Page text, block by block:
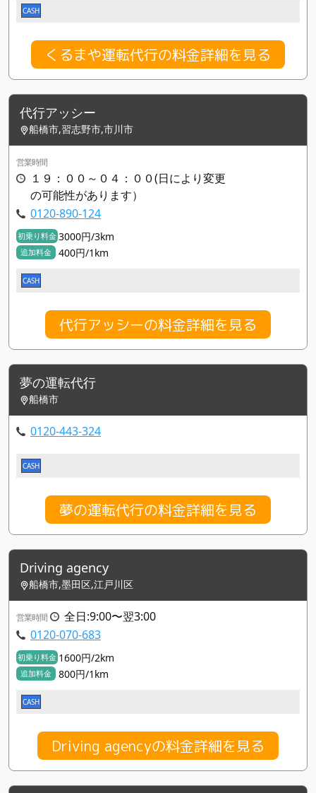
CASH
くるまや運転代行の料金詳細を見る
代行アッシー
船橋市,習志野市,市川市
営業時間
１９：００～０４：００(日により変更
の可能性があります）
0120-890-124
初乗り料金 3000円/3km
追加料金 400円/1km
CASH
代行アッシーの料金詳細を見る
夢の運転代行
船橋市
0120-443-324
CASH
夢の運転代行の料金詳細を見る
Driving agency
船橋市,墨田区,江戸川区
営業時間
全日:9:00〜翌3:00
0120-070-683
初乗り料金 1600円/2km
追加料金 800円/1km
CASH
Driving agencyの料金詳細を見る